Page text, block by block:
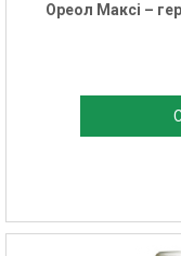
Ореол Максі –